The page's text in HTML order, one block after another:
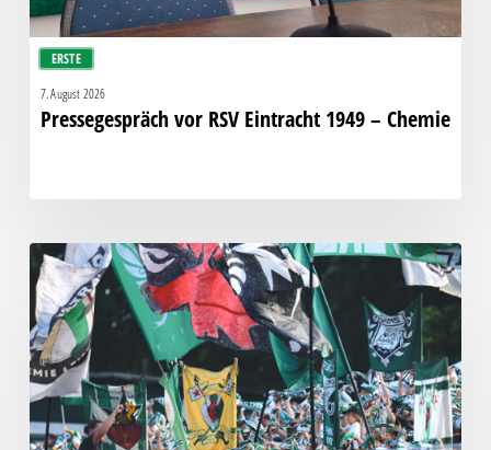
ERSTE
7. August 2026
Pressegespräch vor RSV Eintracht 1949 – Chemie
Faninfo
zum
Auswärtsspiel
beim
RSV
Eintracht